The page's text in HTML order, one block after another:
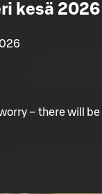
kesä 2026
– there will be